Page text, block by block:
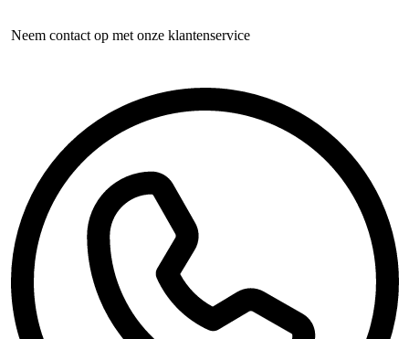
Neem contact op met onze klantenservice